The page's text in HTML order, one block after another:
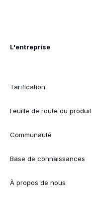
L'entreprise
Tarification
Feuille de route du produit
Communauté
Base de connaissances
À propos de nous